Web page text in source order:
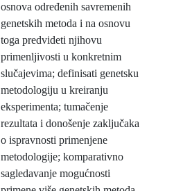
osnova određenih savremenih
genetskih metoda i na osnovu
toga predvideti njihovu
primenljivosti u konkretnim
slučajevima; definisati genetsku
metodologiju u kreiranju
eksperimenta; tumačenje
rezultata i donošenje zaključaka
o ispravnosti primenjene
metodologije; komparativno
sagledavanje mogućnosti